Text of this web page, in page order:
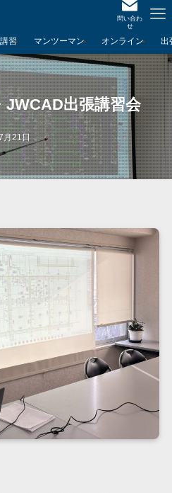
問い合わ
せ
習 マンツーマン オンライン 出
JWCAD出張講習会
月21日